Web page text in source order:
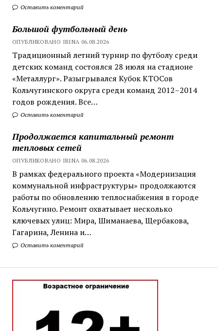
Оставить коментарий
Большой футбольный день
ОПУБЛИКОВАНО IRINA 06.08.2026
Традиционный летний турнир по футболу среди
детских команд состоялся 28 июля на стадионе
«Металлург». Разыгрывался Кубок КТОСов
Кольчугинского округа среди команд 2012–2014
годов рождения. Все…
Оставить коментарий
Продолжается капитальный ремонт
тепловых сетей
ОПУБЛИКОВАНО IRINA 06.08.2026
В рамках федерального проекта «Модернизация
коммунальной инфраструктуры» продолжаются
работы по обновлению теплоснабжения в городе
Кольчугино. Ремонт охватывает несколько
ключевых улиц: Мира, Шиманаева, Щербакова,
Гагарина, Ленина и…
Оставить коментарий